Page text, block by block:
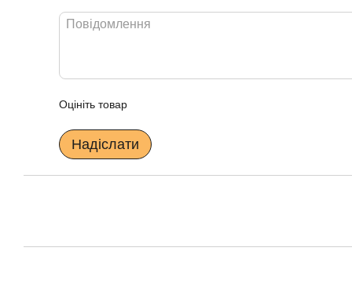
Оцініть товар
Надіслати